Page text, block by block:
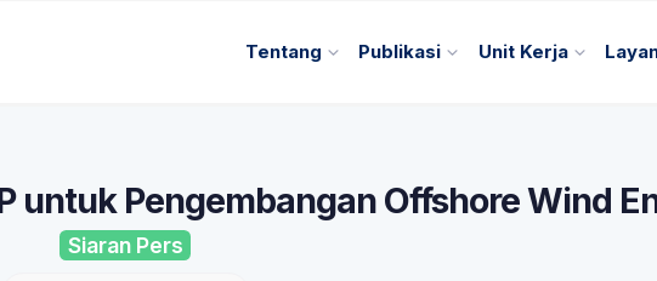
Tentang Publikasi Unit Kerja
untuk Pengembangan Offshore Wind
Siaran Pers